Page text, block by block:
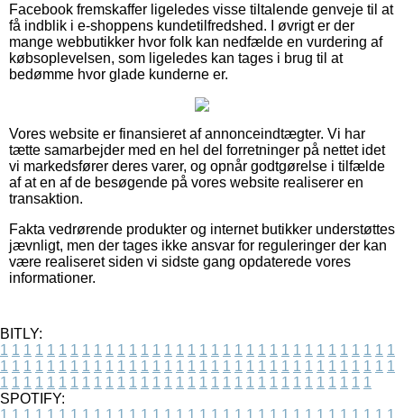
Facebook fremskaffer ligeledes visse tiltalende genveje til at
få indblik i e-shoppens kundetilfredshed. I øvrigt er der
mange webbutikker hvor folk kan nedfælde en vurdering af
købsoplevelsen, som ligeledes kan tages i brug til at
bedømme hvor glade kunderne er.
Vores website er finansieret af annonceindtægter. Vi har
tætte samarbejder med en hel del forretninger på nettet idet
vi markedsfører deres varer, og opnår godtgørelse i tilfælde
af at en af de besøgende på vores website realiserer en
transaktion.
Fakta vedrørende produkter og internet butikker understøttes
jævnligt, men der tages ikke ansvar for reguleringer der kan
være realiseret siden vi sidste gang opdaterede vores
informationer.
BITLY:
1 1 1 1 1 1 1 1 1 1 1 1 1 1 1 1 1 1 1 1 1 1 1 1 1 1 1 1 1 1 1 1 1 1
1 1 1 1 1 1 1 1 1 1 1 1 1 1 1 1 1 1 1 1 1 1 1 1 1 1 1 1 1 1 1 1 1 1
1 1 1 1 1 1 1 1 1 1 1 1 1 1 1 1 1 1 1 1 1 1 1 1 1 1 1 1 1 1 1 1
SPOTIFY:
1 1 1 1 1 1 1 1 1 1 1 1 1 1 1 1 1 1 1 1 1 1 1 1 1 1 1 1 1 1 1 1 1 1